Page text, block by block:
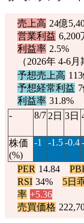
売上高 24億
営業利益 6,200
利益率 2.5%
（2026年 4-6
予想売上高
予想経常利益
利益率 31.8%
-
8/7 2日 3日
株価
(%)
-1 -1.5-0.4
PER 14.84
RSI 34% 5日
率 +5.36
売買価格